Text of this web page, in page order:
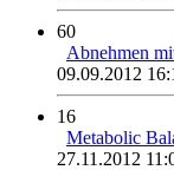
60
Abnehmen
09.09.2012
16
Metabolic
27.11.2012